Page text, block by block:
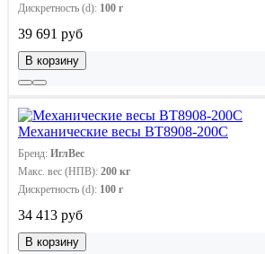
Дискретность (d): 100 г
39 691 руб
В корзину
Механические весы ВТ8908-200С
Бренд: ИглВес
Макс. вес (НПВ): 200 кг
Дискретность (d): 100 г
34 413 руб
В корзину